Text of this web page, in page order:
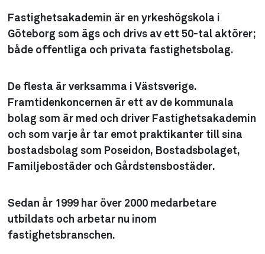
Fastighetsakademin är en yrkeshögskola i
Göteborg som ägs och drivs av ett 50-tal aktörer;
både offentliga och privata fastighetsbolag.
De flesta är verksamma i Västsverige.
Framtidenkoncernen är ett av de kommunala
bolag som är med och driver Fastighetsakademin
och som varje år tar emot praktikanter till sina
bostadsbolag som Poseidon, Bostadsbolaget,
Familjebostäder och Gårdstensbostäder.
Sedan år 1999 har över 2000 medarbetare
utbildats och arbetar nu inom
fastighetsbranschen.